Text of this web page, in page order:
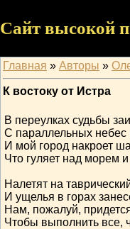
Сайт высокой
Главная » Авторы »
К востоку от Истра
В переулках судьбы
С параллельных небес
И мой город накроет
Что гуляет над морем
Налетят на
И ущелья в горах
Нам, пожалуй,
Чтобы выполнить все,